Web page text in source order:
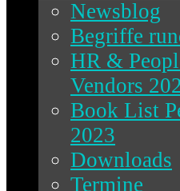
Newsblog
Begriffe
HR &
Vendors
Book List
2023
Downloads
Termine